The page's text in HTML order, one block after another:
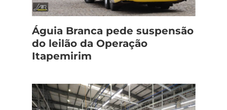
Águia Branca pede suspensão
do leilão da Operação
Itapemirim